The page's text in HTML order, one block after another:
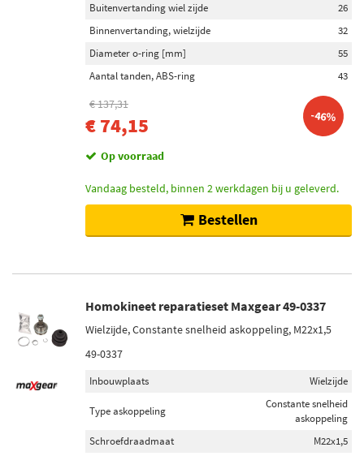
Buitenvertanding wiel zijde
26
Binnenvertanding, wielzijde
32
Diameter o-ring [mm]
55
Aantal tanden, ABS-ring
43
€ 137,31
€ 74,15 -46%
Op voorraad
Vandaag besteld, binnen 2 werkdagen bij u geleverd.
Bestellen
Homokineet reparatieset Maxgear 49-0337
Wielzijde, Constante snelheid askoppeling, M22x1,5
49-0337
Inbouwplaats Wielzijde
Type askoppeling
Constante snelheid
askoppeling
Schroefdraadmaat
M22x1,5